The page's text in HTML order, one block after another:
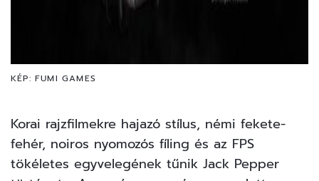
KÉP: FUMI GAMES
Korai rajzfilmekre hajazó stílus, némi fekete-
fehér, noiros nyomozós fíling és az FPS
tökéletes egyvelegének tűnik Jack Pepper